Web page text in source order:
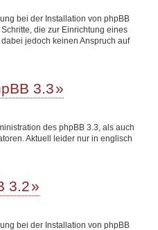
bei der Installation von phpBB
die zur Einrichtung eines
jedoch keinen Anspruch auf
3.3
des phpBB 3.3, als auch
Aktuell leider nur in englisch
3.2
bei der Installation von phpBB